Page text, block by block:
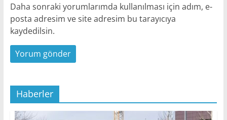
Daha sonraki yorumlarımda kullanılması için adım, e-
posta adresim ve site adresim bu tarayıcıya
kaydedilsin.
Haberler